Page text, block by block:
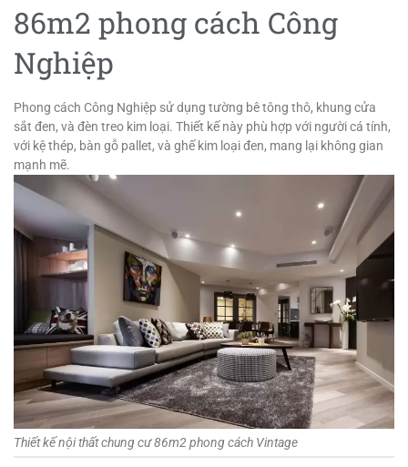
86m2 phong cách Công
Nghiệp
Phong cách Công Nghiệp sử dụng tường bê tông thô, khung cửa
sắt đen, và đèn treo kim loại. Thiết kế này phù hợp với người cá tính,
với kệ thép, bàn gỗ pallet, và ghế kim loại đen, mang lại không gian
mạnh mẽ.
Thiết kế nội thất chung cư 86m2 phong cách Vintage